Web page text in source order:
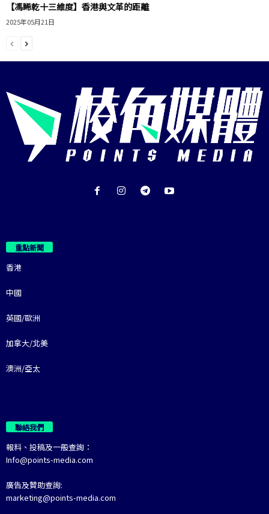
【馮睎乾十三維度】香港與文革的距離
2025年05月21日
重點新聞
香港
中國
英國/歐洲
加拿大/北美
澳洲/亞太
聯絡我們
報料、投稿及一般查詢：
Info@points-media.com
廣告及贊助查詢:
marketing@points-media.com